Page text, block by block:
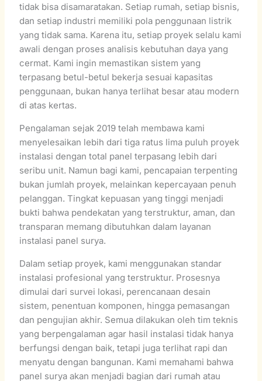
tidak bisa disamaratakan. Setiap rumah, setiap bisnis,
dan setiap industri memiliki pola penggunaan listrik
yang tidak sama. Karena itu, setiap proyek selalu kami
awali dengan proses analisis kebutuhan daya yang
cermat. Kami ingin memastikan sistem yang
terpasang betul-betul bekerja sesuai kapasitas
penggunaan, bukan hanya terlihat besar atau modern
di atas kertas.
Pengalaman sejak 2019 telah membawa kami
menyelesaikan lebih dari tiga ratus lima puluh proyek
instalasi dengan total panel terpasang lebih dari
seribu unit. Namun bagi kami, pencapaian terpenting
bukan jumlah proyek, melainkan kepercayaan penuh
pelanggan. Tingkat kepuasan yang tinggi menjadi
bukti bahwa pendekatan yang terstruktur, aman, dan
transparan memang dibutuhkan dalam layanan
instalasi panel surya.
Dalam setiap proyek, kami menggunakan standar
instalasi profesional yang terstruktur. Prosesnya
dimulai dari survei lokasi, perencanaan desain
sistem, penentuan komponen, hingga pemasangan
dan pengujian akhir. Semua dilakukan oleh tim teknis
yang berpengalaman agar hasil instalasi tidak hanya
berfungsi dengan baik, tetapi juga terlihat rapi dan
menyatu dengan bangunan. Kami memahami bahwa
panel surya akan menjadi bagian dari rumah atau